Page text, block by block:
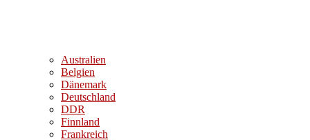
Australien
Belgien
Dänemark
Deutschland
DDR
Finnland
Frankreich